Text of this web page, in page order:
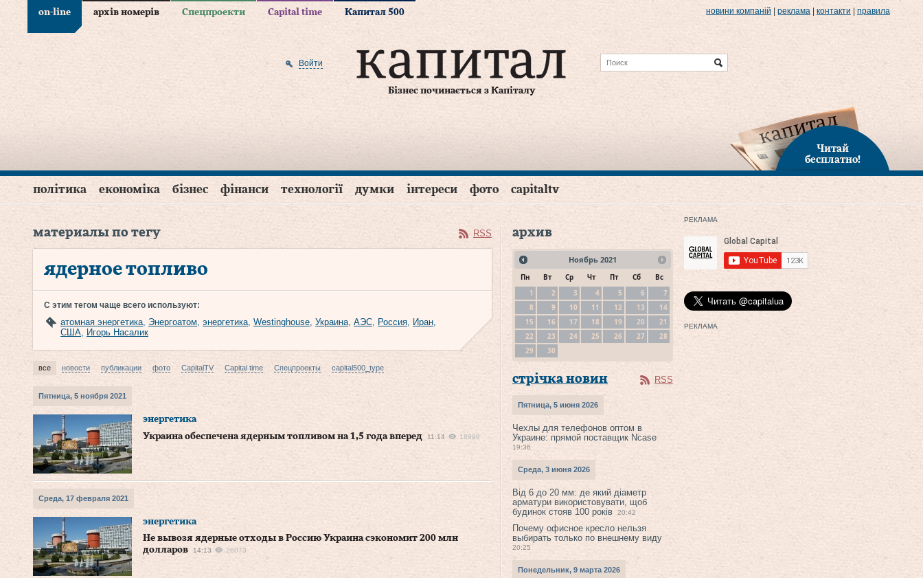
on-line архів номерів Спецпроекти Capital time Капитал 500 новини компаній реклама контакти правила
Бізнес починається з Капіталу
Войти
Читай
бесплатно!
політика економіка бізнес фінанси технології думки інтереси фото capitaltv
материалы по тегу RSS
ядерное топливо
С этим тегом чаще всего используют:
атомная энергетика, Энергоатом, энергетика, Westinghouse, Украина, АЭС, Россия, Иран,
США, Игорь Насалик
все новости публикации фото CapitalTV Capital time Спецпроекты capital500_type
Пятница, 5 ноября 2021
энергетика
Украина обеспечена ядерным топливом на 1,5 года вперед
11:14 18998
Среда, 17 февраля 2021
энергетика
Не вывозя ядерные отходы в Россию Украина сэкономит 200 млн
долларов
14:13 26073
архив
Ноябрь 2021
Пн Вт Ср Чт Пт Сб
Вс
1
2 3 4 5 6
7
8
9 10 11 12 13
14
15
16 17 18 19 20
21
22
23 24 25 26 27
28
29
30
стрічка новин RSS
Пятница, 5 июня 2026
Чехлы для телефонов оптом в
Украине: прямой поставщик Ncase
19:36
Среда, 3 июня 2026
Від 6 до 20 мм: де який діаметр
арматури використовувати, щоб
будинок стояв 100 років
20:42
Почему офисное кресло нельзя
выбирать только по внешнему виду
20:25
Понедельник, 9 марта 2026
РЕКЛАМА
РЕКЛАМА